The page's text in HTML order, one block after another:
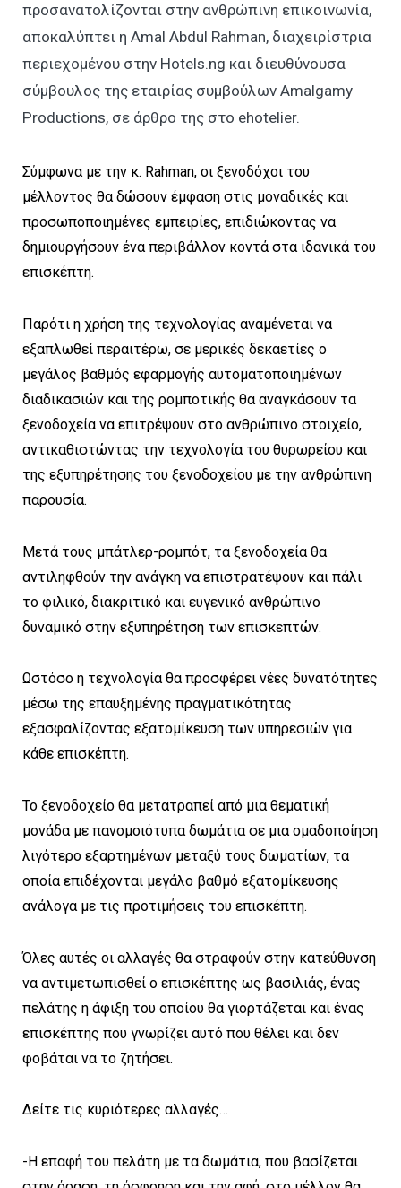
προσανατολίζονται στην ανθρώπινη επικοινωνία,
αποκαλύπτει η Amal Abdul Rahman, διαχειρίστρια
περιεχομένου στην Hotels.ng και διευθύνουσα
σύμβουλος της εταιρίας συμβούλων Amalgamy
Productions, σε άρθρο της στο ehotelier.
Σύμφωνα με την κ. Rahman, οι ξενοδόχοι του
μέλλοντος θα δώσουν έμφαση στις μοναδικές και
προσωποποιημένες εμπειρίες, επιδιώκοντας να
δημιουργήσουν ένα περιβάλλον κοντά στα ιδανικά του
επισκέπτη.
Παρότι η χρήση της τεχνολογίας αναμένεται να
εξαπλωθεί περαιτέρω, σε μερικές δεκαετίες ο
μεγάλος βαθμός εφαρμογής αυτοματοποιημένων
διαδικασιών και της ρομποτικής θα αναγκάσουν τα
ξενοδοχεία να επιτρέψουν στο ανθρώπινο στοιχείο,
αντικαθιστώντας την τεχνολογία του θυρωρείου και
της εξυπηρέτησης του ξενοδοχείου με την ανθρώπινη
παρουσία.
Μετά τους μπάτλερ-ρομπότ, τα ξενοδοχεία θα
αντιληφθούν την ανάγκη να επιστρατέψουν και πάλι
το φιλικό, διακριτικό και ευγενικό ανθρώπινο
δυναμικό στην εξυπηρέτηση των επισκεπτών.
Ωστόσο η τεχνολογία θα προσφέρει νέες δυνατότητες
μέσω της επαυξημένης πραγματικότητας
εξασφαλίζοντας εξατομίκευση των υπηρεσιών για
κάθε επισκέπτη.
Το ξενοδοχείο θα μετατραπεί από μια θεματική
μονάδα με πανομοιότυπα δωμάτια σε μια ομαδοποίηση
λιγότερο εξαρτημένων μεταξύ τους δωματίων, τα
οποία επιδέχονται μεγάλο βαθμό εξατομίκευσης
ανάλογα με τις προτιμήσεις του επισκέπτη.
Όλες αυτές οι αλλαγές θα στραφούν στην κατεύθυνση
να αντιμετωπισθεί ο επισκέπτης ως βασιλιάς, ένας
πελάτης η άφιξη του οποίου θα γιορτάζεται και ένας
επισκέπτης που γνωρίζει αυτό που θέλει και δεν
φοβάται να το ζητήσει.
Δείτε τις κυριότερες αλλαγές…
-Η επαφή του πελάτη με τα δωμάτια, που βασίζεται